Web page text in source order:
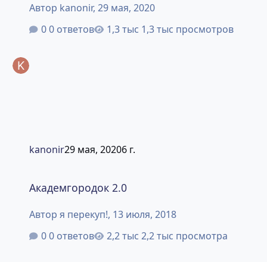
Автор kanonir, 29 мая, 2020
0 ответов
1,3 тыс просмотров
kanonir29 мая, 20206 г.
Академгородок 2.0
Автор я перекуп!, 13 июля, 2018
0 ответов
2,2 тыс просмотра